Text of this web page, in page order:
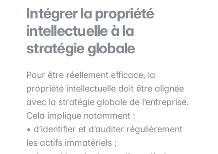
Intégrer la propriété
intellectuelle à la
stratégie globale
Pour être réellement efficace, la
propriété intellectuelle doit être alignée
avec la stratégie globale de l’entreprise.
Cela implique notamment :
• d’identifier et d’auditer régulièrement
les actifs immatériels ;